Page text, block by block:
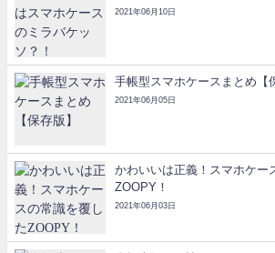
2021年06月10日
手帳型スマホケースまとめ【
2021年06月05日
かわいいは正義！スマホケー
ZOOPY！
2021年06月03日